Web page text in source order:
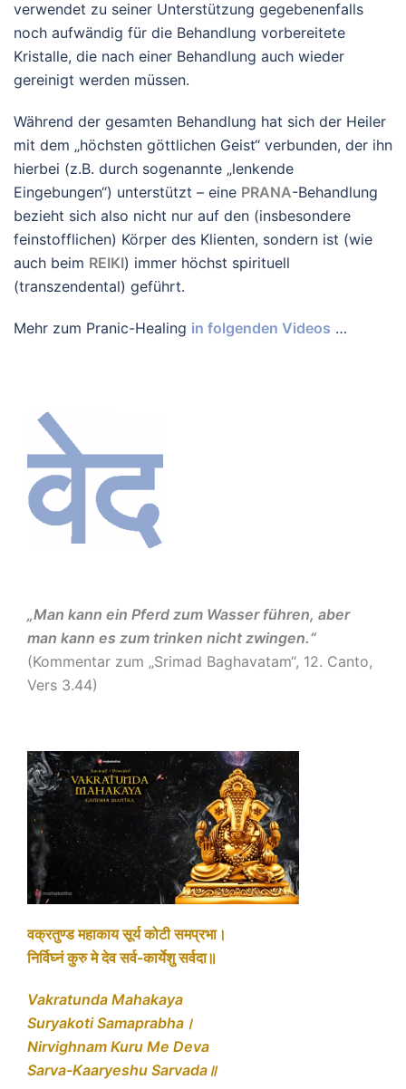
verwendet zu seiner Unterstützung gegebenenfalls
noch aufwändig für die Behandlung vorbereitete
Kristalle, die nach einer Behandlung auch wieder
gereinigt werden müssen.
Während der gesamten Behandlung hat sich der Heiler
mit dem „höchsten göttlichen Geist“ verbunden, der ihn
hierbei (z.B. durch sogenannte „lenkende
Eingebungen“) unterstützt – eine PRANA-Behandlung
bezieht sich also nicht nur auf den (insbesondere
feinstofflichen) Körper des Klienten, sondern ist (wie
auch beim REIKI) immer höchst spirituell
(transzendental) geführt.
Mehr zum Pranic-Healing in folgenden Videos …
„Man kann ein Pferd zum Wasser führen, aber
man kann es zum trinken nicht zwingen.“
(Kommentar zum „Srimad Baghavatam“, 12. Canto,
Vers 3.44)
वक्रतुण्ड महाकाय सूर्य कोटी समप्रभा।
निर्विघ्नं कुरु मे देव सर्व-कार्येशु सर्वदा॥
Vakratunda Mahakaya
Suryakoti Samaprabha।
Nirvighnam Kuru Me Deva
Sarva-Kaaryeshu Sarvada॥